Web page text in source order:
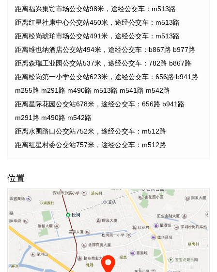
距离福兴集贸市场公交站98米，途经公交车：m513路
距离红星社康中心公交站450米，途经公交车：m513路
距离松岗琥珀市场公交站491米，途经公交车：m513路
距离维也纳酒店公交站494米，途经公交车：b867路 b977路
距离森瑞工业园公交站537米，途经公交车：782路 b867路
距离松岗第一小学公交站623米，途经公交车：656路 b941路
m255路 m291路 m490路 m513路 m541路 m542路
距离星际花园公交站678米，途经公交车：656路 b941路
m291路 m490路 m542路
距离水围路口公交站752米，途经公交车：m512路
距离红星村委公交站757米，途经公交车：m512路
位置